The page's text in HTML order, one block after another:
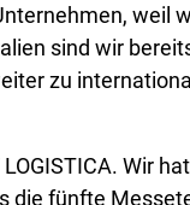
weil
sind wir
zu
Wir
die fünfte